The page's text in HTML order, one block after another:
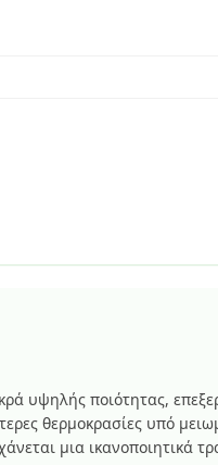
υψηλής ποιότητας,
θερμοκρασίες υπό
μια ικανοποιητικά